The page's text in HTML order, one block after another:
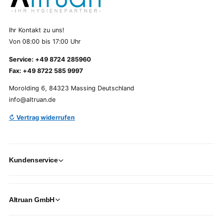
Ihr Kontakt zu uns!
Von 08:00 bis 17:00 Uhr
Service: +49 8724 285960
Fax: +49 8722 585 9997
Morolding 6, 84323 Massing Deutschland
info@altruan.de
↻ Vertrag widerrufen
Kundenservice
Altruan GmbH